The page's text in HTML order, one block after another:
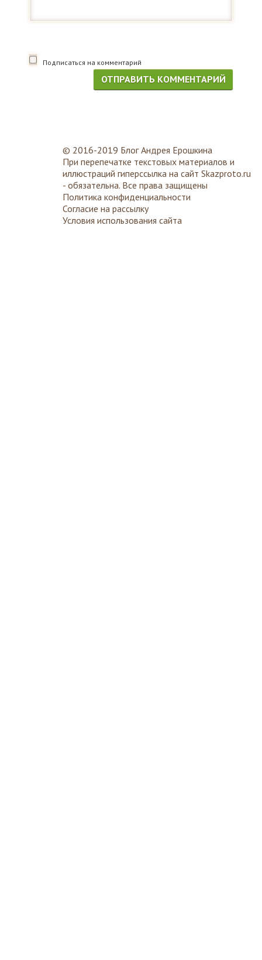
Подписаться на комментарий
© 2016-2019 Блог Андрея Ерошкина
При перепечатке текстовых материалов и
иллюстраций гиперссылка на сайт Skazproto.ru
- обязательна. Все права защищены
Политика конфиденциальности
Согласие на рассылку
Условия использования сайта